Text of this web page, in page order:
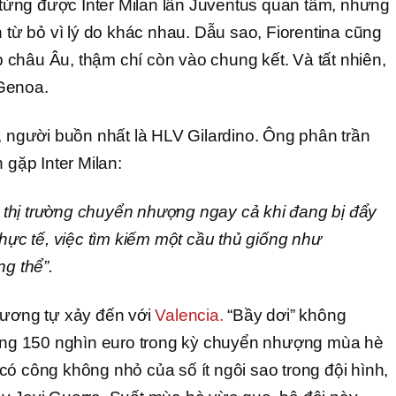
được Inter Milan lẫn Juventus quan tâm, nhưng
từ bỏ vì lý do khác nhau. Dẫu sao, Fiorentina cũng
Âu, thậm chí còn vào chung kết. Và tất nhiên,
buồn nhất là HLV Gilardino. Ông phân trần
gặp Inter Milan:
thị trường chuyển nhượng ngay cả khi đang bị đẩy
tế, việc tìm kiếm một cầu thủ giống như
thể”.
tự xảy đến vớiValencia. “Bầy dơi” không
150 nghìn euro trong kỳ chuyển nhượng mùa hè
công không nhỏ của số ít ngôi sao trong đội hình,